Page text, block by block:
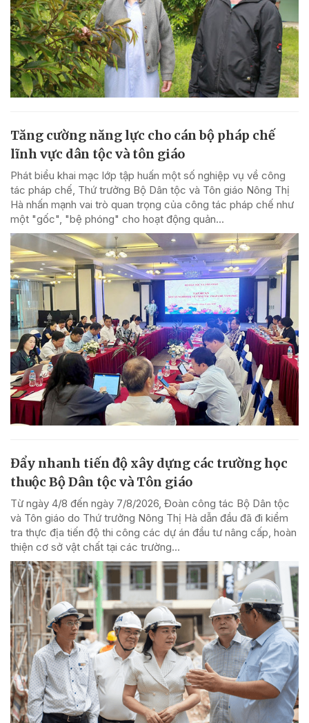
Tăng cường năng lực cho cán bộ pháp chế
lĩnh vực dân tộc và tôn giáo
Phát biểu khai mạc lớp tập huấn một số nghiệp vụ về công
tác pháp chế, Thứ trưởng Bộ Dân tộc và Tôn giáo Nông Thị
Hà nhấn mạnh vai trò quan trọng của công tác pháp chế như
một "gốc", "bệ phóng" cho hoạt động quản...
Đẩy nhanh tiến độ xây dựng các trường học
thuộc Bộ Dân tộc và Tôn giáo
Từ ngày 4/8 đến ngày 7/8/2026, Đoàn công tác Bộ Dân tộc
và Tôn giáo do Thứ trưởng Nông Thị Hà dẫn đầu đã đi kiểm
tra thực địa tiến độ thi công các dự án đầu tư nâng cấp, hoàn
thiện cơ sở vật chất tại các trường...